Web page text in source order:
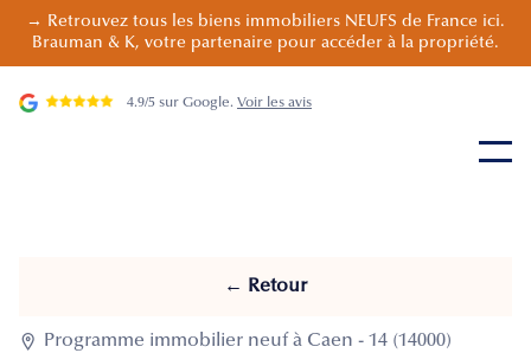
→ Retrouvez tous les biens immobiliers NEUFS de France ici.
Brauman & K, votre partenaire pour accéder à la propriété.
4.9/5 sur Google. Voir les avis
← Retour
 Programme immobilier neuf à Caen - 14 (14000)